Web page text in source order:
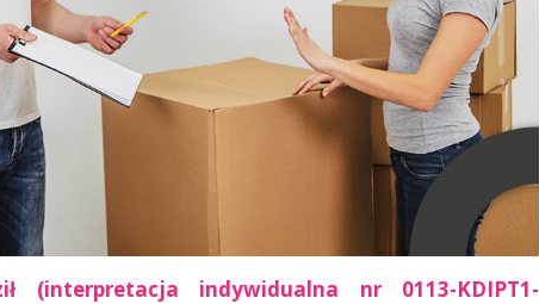
(interpretacja indywidualna nr 0113-KDIPT1-